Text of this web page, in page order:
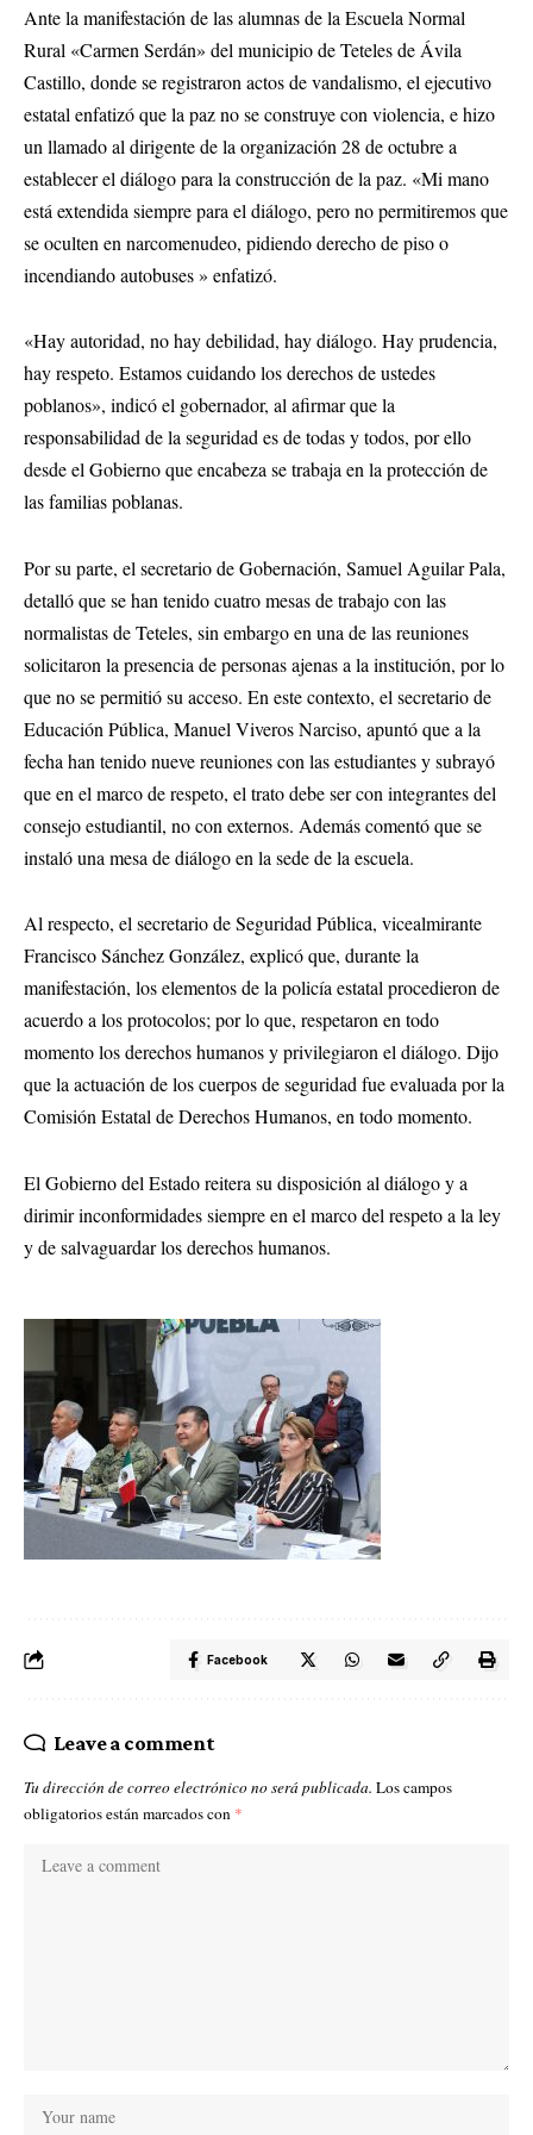
Ante la manifestación de las alumnas de la Escuela Normal
Rural «Carmen Serdán» del municipio de Teteles de Ávila
Castillo, donde se registraron actos de vandalismo, el ejecutivo
estatal enfatizó que la paz no se construye con violencia, e hizo
un llamado al dirigente de la organización 28 de octubre a
establecer el diálogo para la construcción de la paz. «Mi mano
está extendida siempre para el diálogo, pero no permitiremos que
se oculten en narcomenudeo, pidiendo derecho de piso o
incendiando autobuses » enfatizó.
«Hay autoridad, no hay debilidad, hay diálogo. Hay prudencia,
hay respeto. Estamos cuidando los derechos de ustedes
poblanos», indicó el gobernador, al afirmar que la
responsabilidad de la seguridad es de todas y todos, por ello
desde el Gobierno que encabeza se trabaja en la protección de
las familias poblanas.
Por su parte, el secretario de Gobernación, Samuel Aguilar Pala,
detalló que se han tenido cuatro mesas de trabajo con las
normalistas de Teteles, sin embargo en una de las reuniones
solicitaron la presencia de personas ajenas a la institución, por lo
que no se permitió su acceso. En este contexto, el secretario de
Educación Pública, Manuel Viveros Narciso, apuntó que a la
fecha han tenido nueve reuniones con las estudiantes y subrayó
que en el marco de respeto, el trato debe ser con integrantes del
consejo estudiantil, no con externos. Además comentó que se
instaló una mesa de diálogo en la sede de la escuela.
Al respecto, el secretario de Seguridad Pública, vicealmirante
Francisco Sánchez González, explicó que, durante la
manifestación, los elementos de la policía estatal procedieron de
acuerdo a los protocolos; por lo que, respetaron en todo
momento los derechos humanos y privilegiaron el diálogo. Dijo
que la actuación de los cuerpos de seguridad fue evaluada por la
Comisión Estatal de Derechos Humanos, en todo momento.
El Gobierno del Estado reitera su disposición al diálogo y a
dirimir inconformidades siempre en el marco del respeto a la ley
y de salvaguardar los derechos humanos.
Facebook
Leave a comment
Tu dirección de correo electrónico no será publicada. Los campos
obligatorios están marcados con *